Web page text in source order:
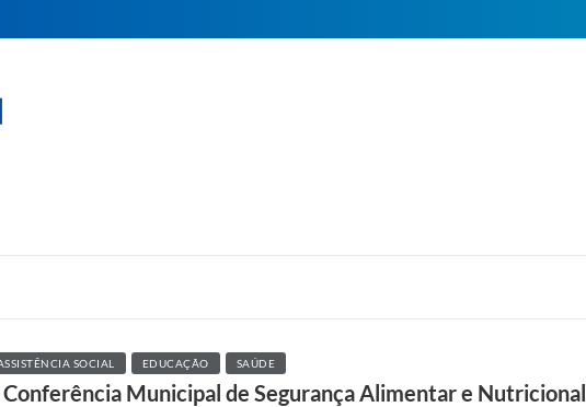
SOCIAL EDUCAÇÃO SAÚDE
Conferência Municipal de Segurança Alimentar e Nutricional